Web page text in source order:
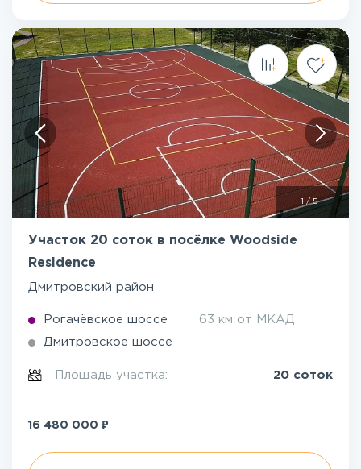
/5
Участок 20 соток в посёлке Woodside
Residence
Дмитровский район
Рогачёвское шоссе 63 км от МКАД
Дмитровское шоссе
Площадь участка: 20 соток
16 480 000 ₽